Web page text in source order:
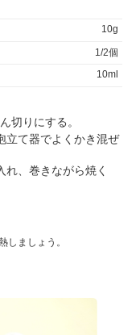
10g
1/2個
10ml
切りにする。
立て器でよくかき混ぜ
、巻きながら焼く
しましょう。